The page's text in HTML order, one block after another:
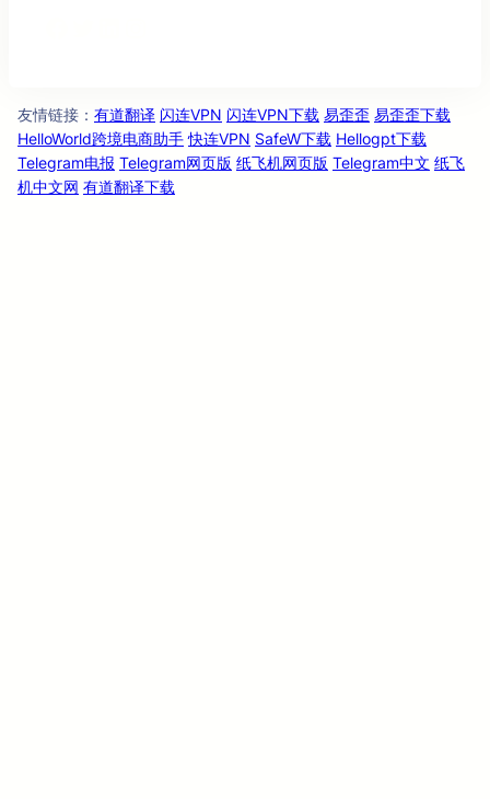
友情链接 ： 有道翻译 闪连VPN 闪连VPN下载 易歪歪 易歪歪下载
HelloWorld跨境电商助手 快连VPN SafeW下载 Hellogpt下载
Telegram电报 Telegram网页版 纸飞机网页版 Telegram中文 纸飞
机中文网 有道翻译下载